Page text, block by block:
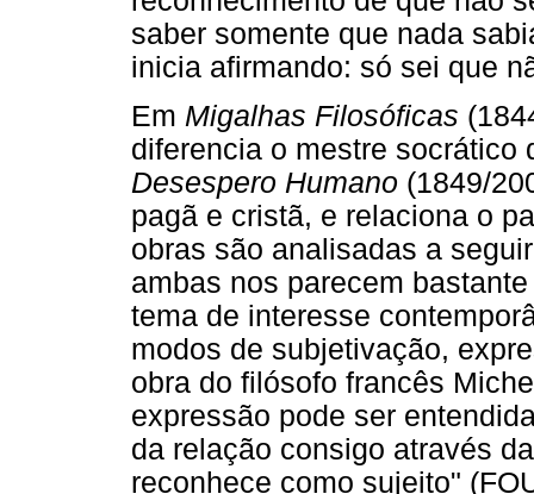
saber somente que nada
inicia afirmando: só sei que
Em Migalhas Filosóficas
diferencia o mestre
Desespero Humano (1849/
pagã e cristã, e relaciona o
obras são analisadas a
ambas nos parecem
tema de interesse
modos de subjetivação,
obra do filósofo francês
expressão pode ser
da relação consigo através
reconhece como sujeito"